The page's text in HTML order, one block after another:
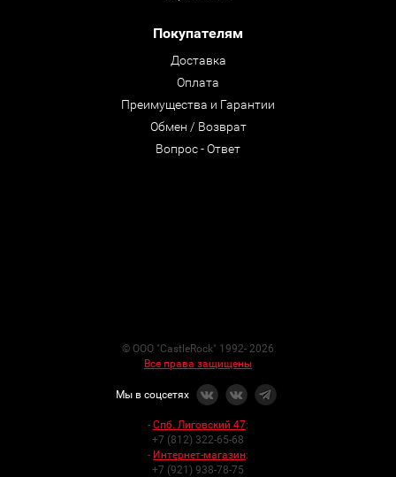
Покупателям
Доставка
Оплата
Преимущества и Гарантии
Обмен / Возврат
Вопрос - Ответ
© ООО "CastleRock" 1992- 2026
Все права защищены
Мы в соцсетях
- Спб. Лиговский 47:
+7 (812) 322-65-68
- Интернет-магазин:
+7 (921) 938-78-75